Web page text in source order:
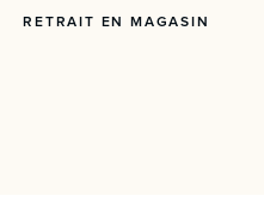
RETRAIT EN MAGASIN